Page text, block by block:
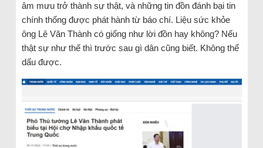
âm mưu trở thành sự thật, và những tin đồn đánh bại tin
chính thống được phát hành từ báo chí. Liệu sức khỏe
ông Lê Văn Thành có giống như lời đồn hay không? Nếu
thật sự như thế thì trước sau gì dân cũng biết. Không thể
dấu được.